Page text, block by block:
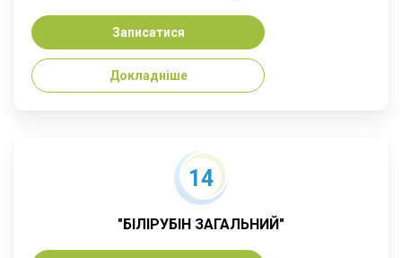
Записатися
Докладніше
14
"БІЛІРУБІН ЗАГАЛЬНИЙ"